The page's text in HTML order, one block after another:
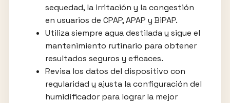
sequedad, la irritación y la congestión
en usuarios de CPAP, APAP y BiPAP.
Utiliza siempre agua destilada y sigue el
mantenimiento rutinario para obtener
resultados seguros y eficaces.
Revisa los datos del dispositivo con
regularidad y ajusta la configuración del
humidificador para lograr la mejor